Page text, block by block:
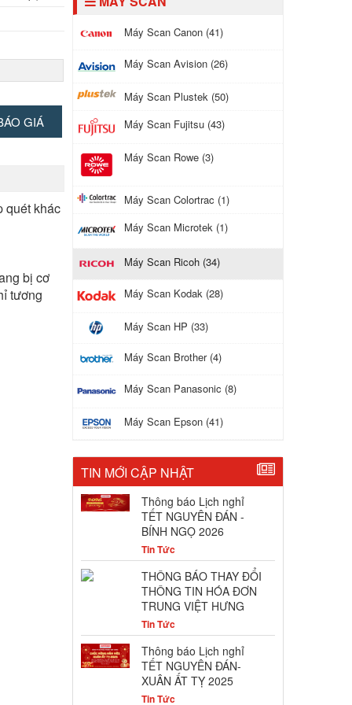
dày lên
PDF
GIÁ
quét khác
bị cơ
tương
Máy Scan Canon (41)
Máy Scan Avision (26)
Máy Scan Plustek (50)
Máy Scan Fujitsu (43)
Máy Scan Rowe (3)
Máy Scan Colortrac (1)
Máy Scan Microtek (1)
Máy Scan Ricoh (34)
Máy Scan Kodak (28)
Máy Scan HP (33)
Máy Scan Brother (4)
Máy Scan Panasonic (8)
Máy Scan Epson (41)
TIN MỚI CẬP NHẬT
Thông báo Lịch nghỉ
TẾT NGUYÊN ĐÁN -
BÍNH NGỌ 2026
Tin Tức
THÔNG BÁO THAY ĐỔI
THÔNG TIN HÓA ĐƠN
TRUNG VIỆT HƯNG
Tin Tức
Thông báo Lịch nghỉ
TẾT NGUYÊN ĐÁN-
XUÂN ẤT TỴ 2025
Tin Tức